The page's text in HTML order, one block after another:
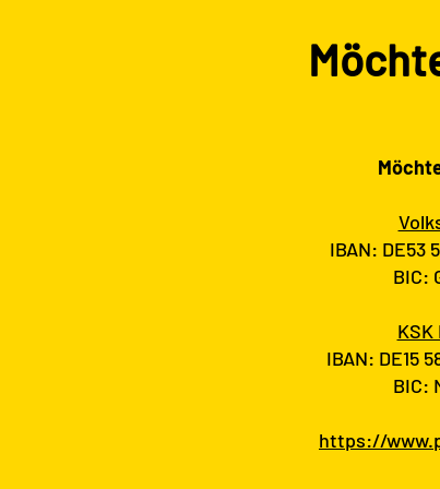
IBAN: DE53
BIC:
IBAN: DE15
BIC:
https://